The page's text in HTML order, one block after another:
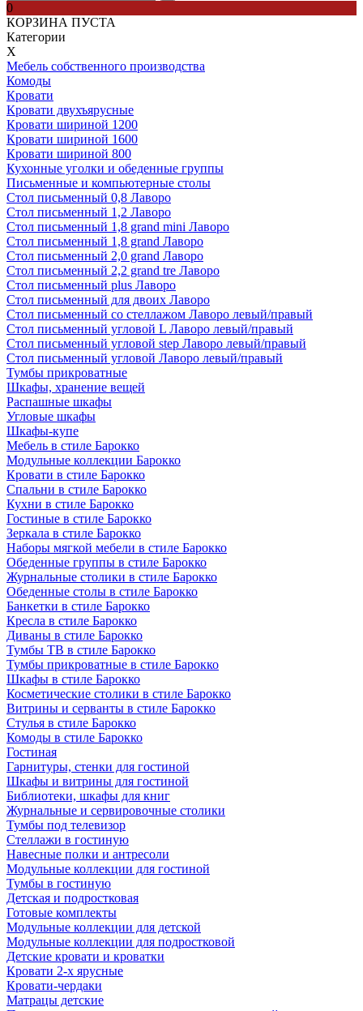
0
КОРЗИНА ПУСТА
Категории
Х
Мебель собственного производства
Комоды
Кровати
Кровати двухъярусные
Кровати шириной 1200
Кровати шириной 1600
Кровати шириной 800
Кухонные уголки и обеденные группы
Письменные и компьютерные столы
Стол письменный 0,8 Лаворо
Стол письменный 1,2 Лаворо
Стол письменный 1,8 grand mini Лаворо
Стол письменный 1,8 grand Лаворо
Стол письменный 2,0 grand Лаворо
Стол письменный 2,2 grand tre Лаворо
Стол письменный plus Лаворо
Стол письменный для двоих Лаворо
Стол письменный со стеллажом Лаворо левый/правый
Стол письменный угловой L Лаворо левый/правый
Стол письменный угловой step Лаворо левый/правый
Стол письменный угловой Лаворо левый/правый
Тумбы прикроватные
Шкафы, хранение вещей
Распашные шкафы
Угловые шкафы
Шкафы-купе
Мебель в стиле Барокко
Модульные коллекции Барокко
Кровати в стиле Барокко
Спальни в стиле Барокко
Кухни в стиле Барокко
Гостиные в стиле Барокко
Зеркала в стиле Барокко
Наборы мягкой мебели в стиле Барокко
Обеденные группы в стиле Барокко
Журнальные столики в стиле Барокко
Обеденные столы в стиле Барокко
Банкетки в стиле Барокко
Кресла в стиле Барокко
Диваны в стиле Барокко
Тумбы ТВ в стиле Барокко
Тумбы прикроватные в стиле Барокко
Шкафы в стиле Барокко
Косметические столики в стиле Барокко
Витрины и серванты в стиле Барокко
Стулья в стиле Барокко
Комоды в стиле Барокко
Гостиная
Гарнитуры, стенки для гостиной
Шкафы и витрины для гостиной
Библиотеки, шкафы для книг
Журнальные и сервировочные столики
Тумбы под телевизор
Стеллажи в гостиную
Навесные полки и антресоли
Модульные коллекции для гостиной
Тумбы в гостиную
Детская и подростковая
Готовые комплекты
Модульные коллекции для детской
Модульные коллекции для подростковой
Детские кровати и кроватки
Кровати 2-х ярусные
Кровати-чердаки
Матрацы детские